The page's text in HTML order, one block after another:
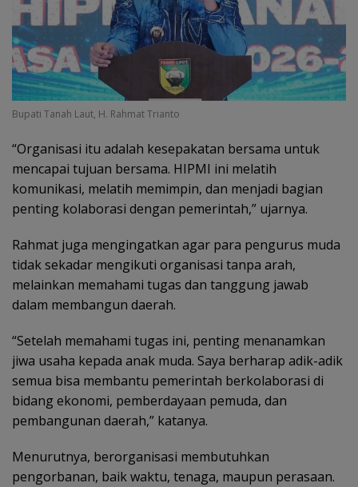
Bupati Tanah Laut, H. Rahmat Trianto
“Organisasi itu adalah kesepakatan bersama untuk
mencapai tujuan bersama. HIPMI ini melatih
komunikasi, melatih memimpin, dan menjadi bagian
penting kolaborasi dengan pemerintah,” ujarnya.
Rahmat juga mengingatkan agar para pengurus muda
tidak sekadar mengikuti organisasi tanpa arah,
melainkan memahami tugas dan tanggung jawab
dalam membangun daerah.
“Setelah memahami tugas ini, penting menanamkan
jiwa usaha kepada anak muda. Saya berharap adik-adik
semua bisa membantu pemerintah berkolaborasi di
bidang ekonomi, pemberdayaan pemuda, dan
pembangunan daerah,” katanya.
Menurutnya, berorganisasi membutuhkan
pengorbanan, baik waktu, tenaga, maupun perasaan.